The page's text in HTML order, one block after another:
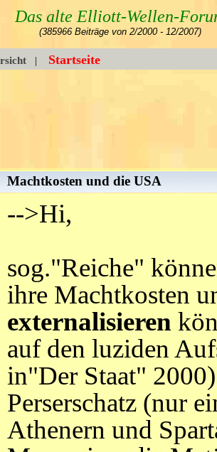
Das alte Elliott-Wellen-
(385966 Beiträge von 2/2000 - 12/2007)
| Startseite
Machtkosten und die USA
-->Hi,
sog."Reiche"
ihre Machtkosten
externalisieren
auf den luziden
in"Der Staat"
Perserschatz (nur
Athenern und